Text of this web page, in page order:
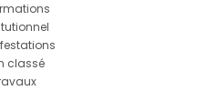
classé